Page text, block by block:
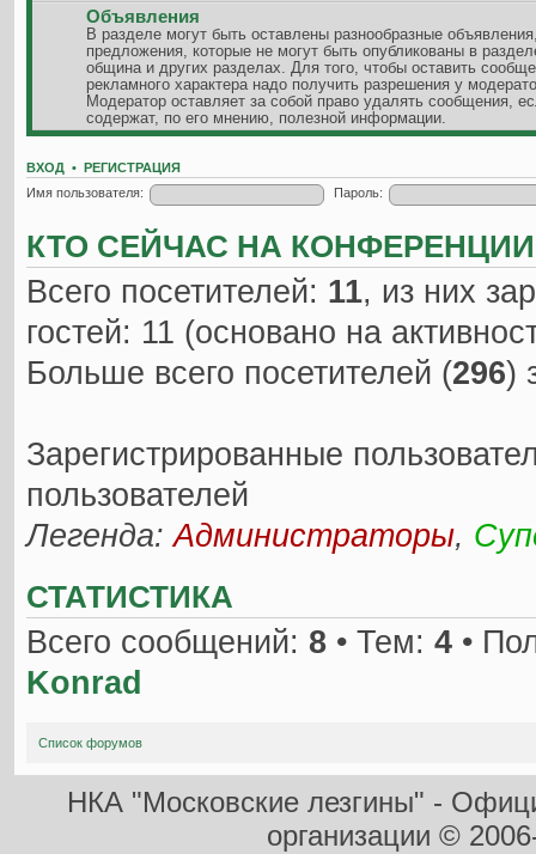
Объявления
В разделе могут быть оставлены разнообразные
предложения, которые не могут быть опубликованы в
община и других разделах. Для того, чтобы оставить
рекламного характера надо получить разрешения у
Модератор оставляет за собой право удалять сообщения,
содержат, по его мнению, полезной информации.
ВХОД • РЕГИСТРАЦИЯ
Имя пользователя:
Пароль:
КТО СЕЙЧАС НА КОНФЕРЕНЦИИ
Всего посетителей: 11, из них
гостей: 11 (основано на
Больше всего посетителей (296)
Зарегистрированные
пользователей
Легенда:Администраторы,
СТАТИСТИКА
Всего сообщений: 8 • Тем: 4 •
Konrad
Список форумов
НКА "Московские лезгины" -
организации ©